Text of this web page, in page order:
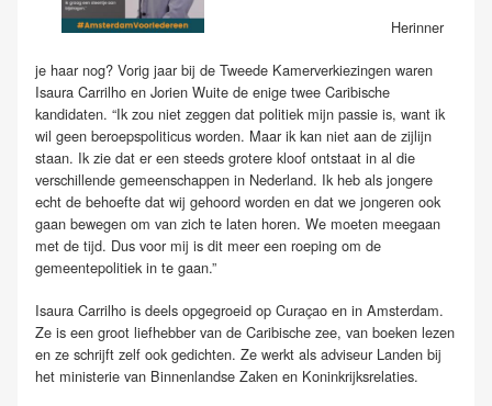
Herinner
je haar nog? Vorig jaar bij de Tweede Kamerverkiezingen waren
Isaura Carrilho en Jorien Wuite de enige twee Caribische
kandidaten. “Ik zou niet zeggen dat politiek mijn passie is, want ik
wil geen beroepspoliticus worden. Maar ik kan niet aan de zijlijn
staan. Ik zie dat er een steeds grotere kloof ontstaat in al die
verschillende gemeenschappen in Nederland. Ik heb als jongere
echt de behoefte dat wij gehoord worden en dat we jongeren ook
gaan bewegen om van zich te laten horen. We moeten meegaan
met de tijd. Dus voor mij is dit meer een roeping om de
gemeentepolitiek in te gaan.”
Isaura Carrilho is deels opgegroeid op Curaçao en in Amsterdam.
Ze is een groot liefhebber van de Caribische zee, van boeken lezen
en ze schrijft zelf ook gedichten. Ze werkt als adviseur Landen bij
het ministerie van Binnenlandse Zaken en Koninkrijksrelaties.